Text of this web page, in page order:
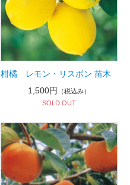
柑橘 レモン・リスボン 苗木
1,500円
（税込み）
SOLD OUT